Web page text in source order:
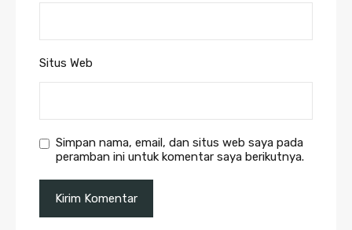
Situs Web
Simpan nama, email, dan situs web saya pada
peramban ini untuk komentar saya berikutnya.